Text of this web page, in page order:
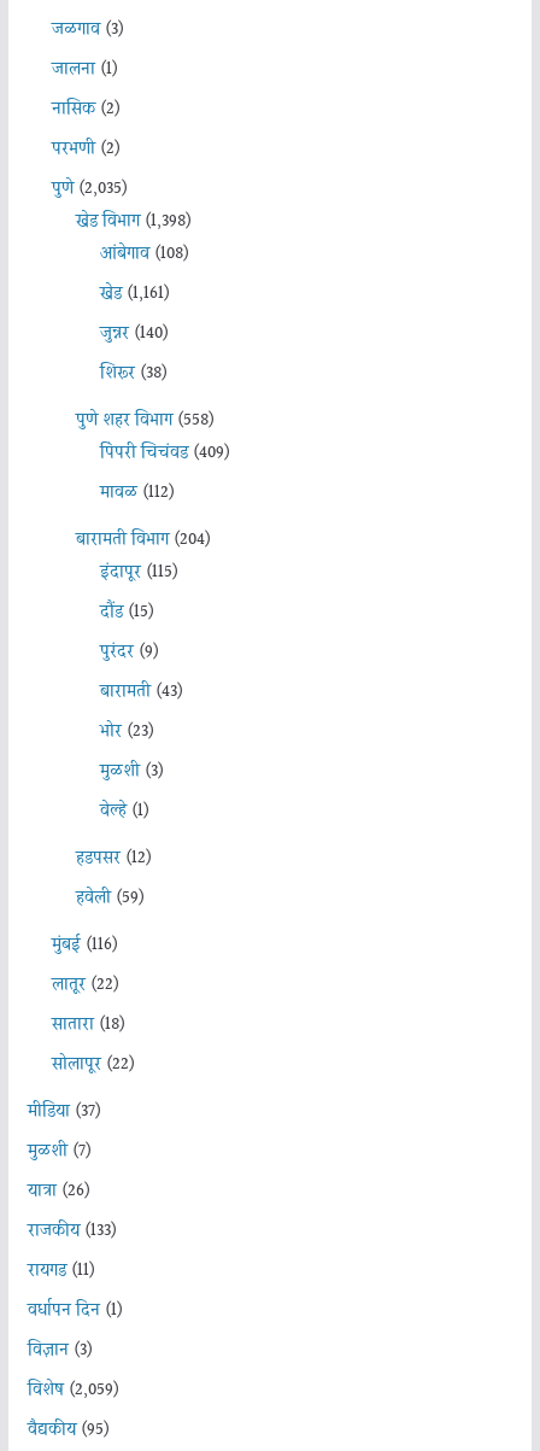
जळगाव(3)
जालना(1)
नासिक(2)
परभणी(2)
पुणे(2,035)
खेड विभाग(1,398)
आंबेगाव(108)
खेड(1,161)
जुन्नर(140)
शिरूर(38)
पुणे शहर विभाग(558)
पिंपरी चिचंवड(409)
मावळ(112)
बारामती विभाग(204)
इंदापूर(115)
दौंड(15)
पुरंदर(9)
बारामती(43)
भोर(23)
मुळशी(3)
वेल्हे(1)
हडपसर(12)
हवेली(59)
मुंबई(116)
लातूर(22)
सातारा(18)
सोलापूर(22)
मीडिया(37)
मुळशी(7)
यात्रा(26)
राजकीय(133)
रायगड(11)
वर्धापन दिन(1)
विज्ञान(3)
विशेष(2,059)
वैद्यकीय(95)